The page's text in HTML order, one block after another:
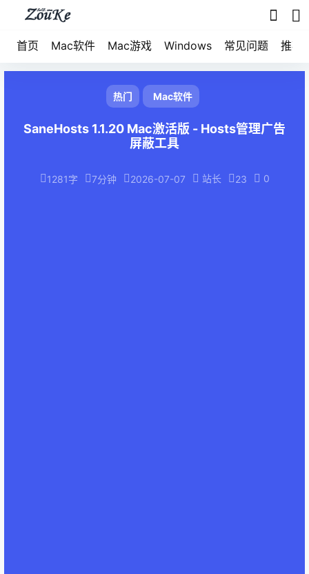
首页 Mac软件 Mac游戏 Windows 常见问题 推荐
热门 Mac软件
SaneHosts 1.1.20 Mac激活版 - Hosts管理广告
屏蔽工具
1281字 7分钟 2026-07-07 站长 23 0